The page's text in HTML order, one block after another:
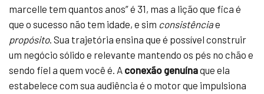
marcelle tem quantos anos” é 31, mas a lição que fica é
que o sucesso não tem idade, e sim consistênciae
propósito. Sua trajetória ensina que é possível construir
um negócio sólido e relevante mantendo os pés no chão e
sendo fiel a quem você é. A conexão genuínaque ela
estabelece com sua audiência é o motor que impulsiona